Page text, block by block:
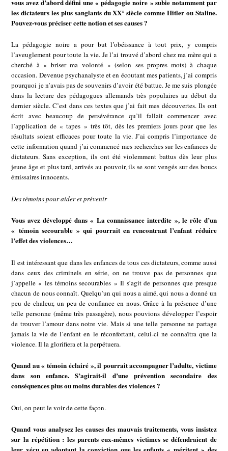
vous avez d’abord défini une « pédagogie noire » subie notamment par
les dictateurs les plus sanglants du XX° siècle comme Hitler ou Staline.
Pouvez-vous préciser cette notion et ses causes ?
La pédagogie noire a pour but l’obéissance à tout prix, y compris
l’aveuglement pour toute la vie. Je l’ai trouvé d’abord chez ma mère qui a
cherché à « briser ma volonté » (selon ses propres mots) à chaque
occasion. Devenue psychanalyste et en écoutant mes patients, j’ai compris
pourquoi je n’avais pas de souvenirs d’avoir été battue. Je me suis plongée
dans la lecture des pédagogues allemands très populaires au début du
dernier siècle. C’est dans ces textes que j’ai fait mes découvertes. Ils ont
écrit avec beaucoup de persévérance qu’il fallait commencer avec
l’application de « tapes » très tôt, dès les premiers jours pour que les
résultats soient efficaces pour toute la vie. J’ai compris l’importance de
cette information quand j’ai commencé mes recherches sur les enfances de
dictateurs. Sans exception, ils ont été violemment battus dès leur plus
jeune âge et plus tard, arrivés au pouvoir, ils se sont vengés sur des boucs
émissaires innocents.
Des témoins pour aider et prévenir
Vous avez développé dans « La connaissance interdite », le rôle d’un
« témoin secourable » qui pourrait en rencontrant l’enfant réduire
l’effet des violences…
Il est intéressant que dans les enfances de tous ces dictateurs, comme aussi
dans ceux des criminels en série, on ne trouve pas de personnes que
j’appelle « les témoins secourables » Il s’agit de personnes que presque
chacun de nous connaît. Quelqu’un qui nous a aimé, qui nous a donné un
peu de chaleur, un peu de confiance en nous. Grâce à la présence d’une
telle personne (même très passagère), nous pouvions développer l’espoir
de trouver l’amour dans notre vie. Mais si une telle personne ne partage
jamais la vie de l’enfant en le réconfortant, celui-ci ne connaîtra que la
violence. Il la glorifiera et la perpétuera.
Quand au « témoin éclairé », il pourrait accompagner l’adulte, victime
dans son enfance. S’agirait-il d’une prévention secondaire des
conséquences plus ou moins durables des violences ?
Oui, on peut le voir de cette façon.
Quand vous analysez les causes des mauvais traitements, vous insistez
sur la répétition : les parents eux-mêmes victimes se défendraient de